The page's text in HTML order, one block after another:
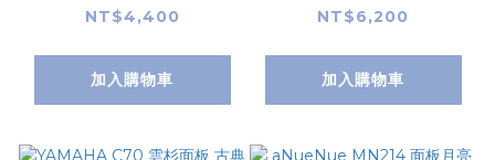
他 吉他麗麗 附琴袋
NT$4,400
加入購物車
NT$6,200
加入購物車